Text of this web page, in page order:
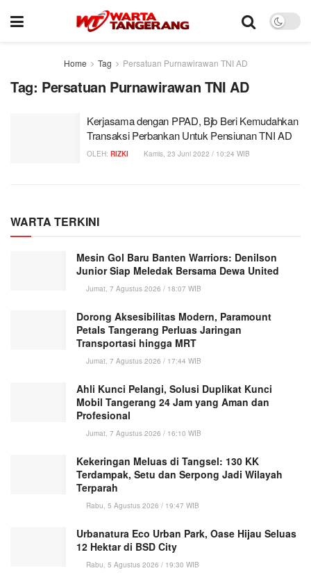
Home Tag Persatuan Purnawirawan TNI AD
Tag: Persatuan Purnawirawan TNI AD
Kerjasama dengan PPAD, Bjb Beri Kemudahkan
Transaksi Perbankan Untuk Pensiunan TNI AD
OLEH: RIZKI Kamis, 23 Juni 2022 / 10:24 WIB
WARTA TERKINI
Mesin Gol Baru Banten Warriors: Denilson
Junior Siap Meledak Bersama Dewa United
Jumat, 7 Agustus 2026 / 18:07 WIB
Dorong Aksesibilitas Modern, Paramount
Petals Tangerang Perluas Jaringan
Transportasi hingga MRT
Jumat, 7 Agustus 2026 / 17:44 WIB
Ahli Kunci Pelangi, Solusi Duplikat Kunci
Mobil Tangerang 24 Jam yang Aman dan
Profesional
Jumat, 7 Agustus 2026 / 16:10 WIB
Kekeringan Meluas di Tangsel: 130 KK
Terdampak, Setu dan Serpong Jadi Wilayah
Terparah
Rabu, 5 Agustus 2026 / 19:47 WIB
Urbanatura Eco Urban Park, Oase Hijau Seluas
12 Hektar di BSD City
Rabu, 5 Agustus 2026 / 19:30 WIB